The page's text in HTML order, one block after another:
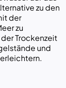
zu den
der
zu
Trockenzeit
und